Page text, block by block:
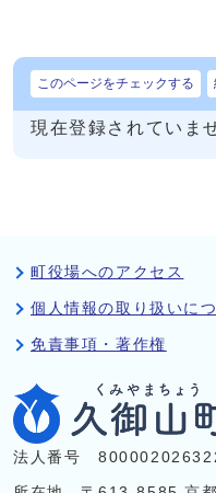
このページをチェックする
現在登録されていま
町役場へのアクセス
個人情報の取り扱いに
免責事項・著作権
法人番号